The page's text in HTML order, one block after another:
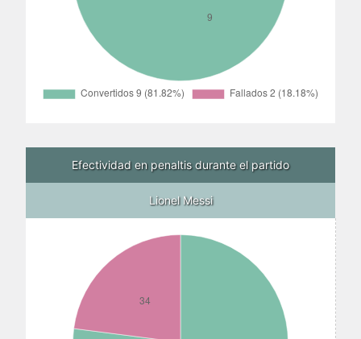
Efectividad en penaltis durante el partido
Lionel Messi